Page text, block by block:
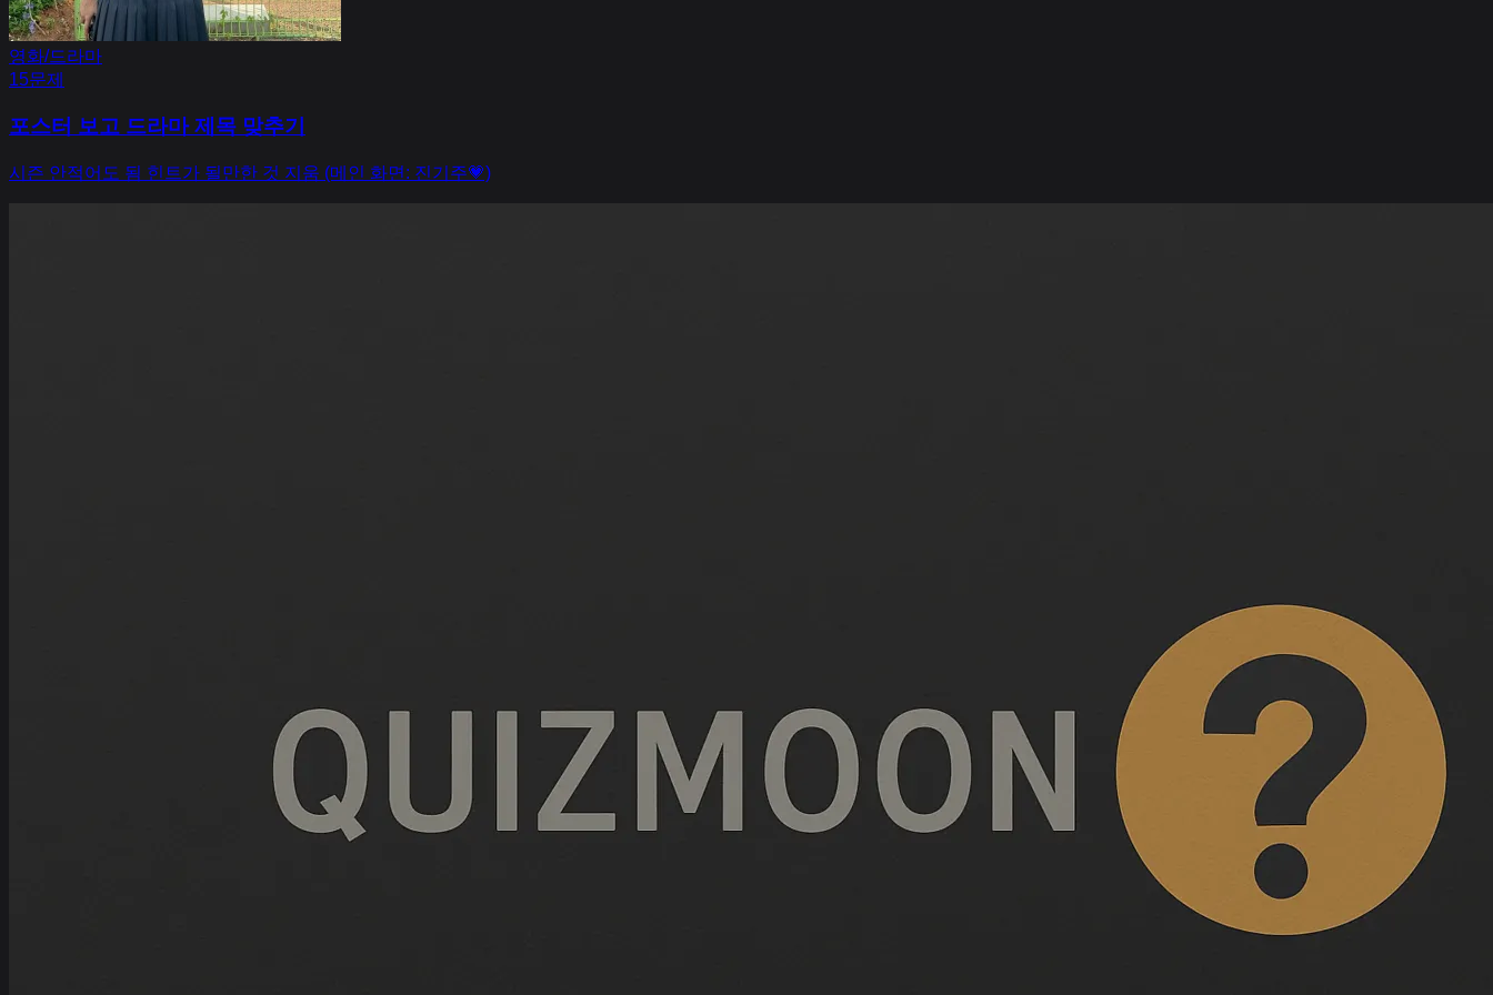
영화/드라마
15문제
포스터 보고 드라마 제목 맞추기
시즌 안적어도 됨 힌트가 될만한 것 지움 (메인 화면: 진기주💗)